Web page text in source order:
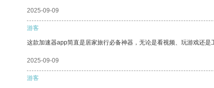
2025-09-09
游客
这款加速器app简直是居家旅行必备神器，无论是看视频、玩游戏还
2025-09-09
游客